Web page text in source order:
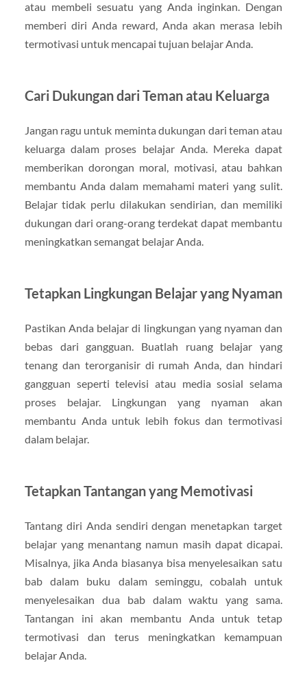
atau membeli sesuatu yang Anda inginkan. Dengan
memberi diri Anda reward, Anda akan merasa lebih
termotivasi untuk mencapai tujuan belajar Anda.
Cari Dukungan dari Teman atau Keluarga
Jangan ragu untuk meminta dukungan dari teman atau
keluarga dalam proses belajar Anda. Mereka dapat
memberikan dorongan moral, motivasi, atau bahkan
membantu Anda dalam memahami materi yang sulit.
Belajar tidak perlu dilakukan sendirian, dan memiliki
dukungan dari orang-orang terdekat dapat membantu
meningkatkan semangat belajar Anda.
Tetapkan Lingkungan Belajar yang Nyaman
Pastikan Anda belajar di lingkungan yang nyaman dan
bebas dari gangguan. Buatlah ruang belajar yang
tenang dan terorganisir di rumah Anda, dan hindari
gangguan seperti televisi atau media sosial selama
proses belajar. Lingkungan yang nyaman akan
membantu Anda untuk lebih fokus dan termotivasi
dalam belajar.
Tetapkan Tantangan yang Memotivasi
Tantang diri Anda sendiri dengan menetapkan target
belajar yang menantang namun masih dapat dicapai.
Misalnya, jika Anda biasanya bisa menyelesaikan satu
bab dalam buku dalam seminggu, cobalah untuk
menyelesaikan dua bab dalam waktu yang sama.
Tantangan ini akan membantu Anda untuk tetap
termotivasi dan terus meningkatkan kemampuan
belajar Anda.